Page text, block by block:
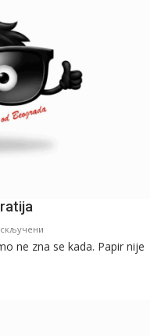
Beogradska
ne zna se kada. Papir nije